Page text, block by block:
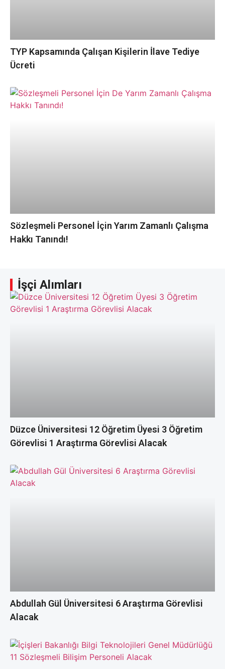
TYP Kapsamında Çalışan Kişilerin İlave Tediye
Ücreti
Sözleşmeli Personel İçin Yarım Zamanlı Çalışma
Hakkı Tanındı!
İşçi Alımları
Düzce Üniversitesi 12 Öğretim Üyesi 3 Öğretim
Görevlisi 1 Araştırma Görevlisi Alacak
Abdullah Gül Üniversitesi 6 Araştırma Görevlisi
Alacak